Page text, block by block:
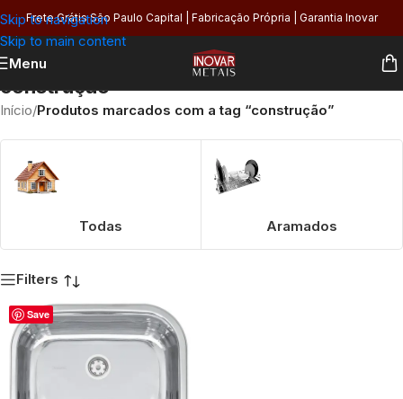
Skip to navigation
Skip to main content
Frete Grátis São Paulo Capital | Fabricação Própria | Garantia Inovar
Menu
construção
Início/Produtos marcados com a tag “construção”
Todas Aramados
Filters
Save